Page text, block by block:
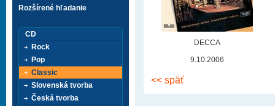
DECCA
9.10.2006
<< späť
Rozšírené hľadanie
CD
Rock
Pop
Classic
Slovenská tvorba
Česká tvorba